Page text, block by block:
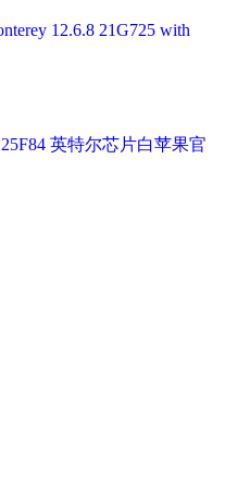
12.6.8 21G725 with